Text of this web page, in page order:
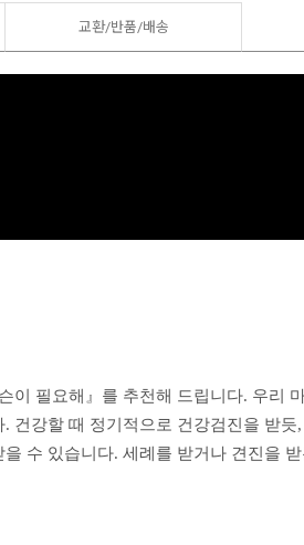
교환/반품/배송
이 필요해』를 추천해 드립니다. 우리
건강할 때 정기적으로 건강검진을 받듯
수 있습니다. 세례를 받거나 견진을 받